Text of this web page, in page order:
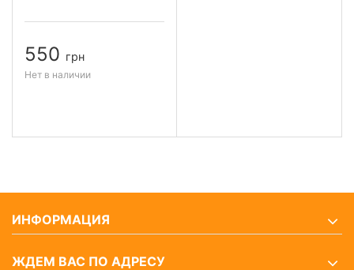
550 грн
Нет в наличии
ИНФОРМАЦИЯ
ЖДЕМ ВАС ПО АДРЕСУ